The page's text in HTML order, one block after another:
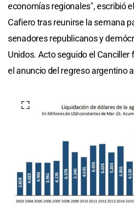
economías regionales", escribió
Cafiero tras reunirse la semana
senadores republicanos y
Unidos. Acto seguido el Canciller
el anuncio del regreso argentino